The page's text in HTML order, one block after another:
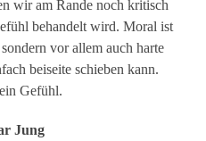
wir am Rande noch kritisch
behandelt wird. Moral ist
vor allem auch harte
beiseite schieben kann.
Gefühl.
Jung